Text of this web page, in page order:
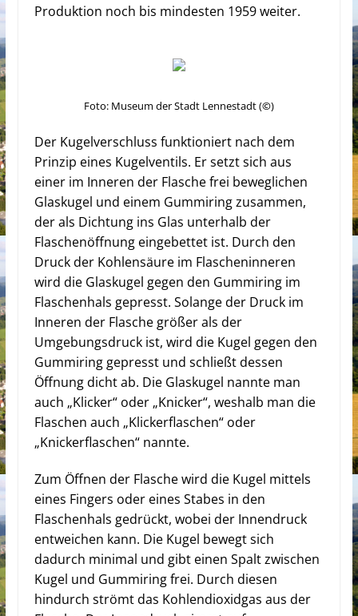
Produktion noch bis mindesten 1959 weiter.
Foto: Museum der Stadt Lennestadt (©)
Der Kugelverschluss funktioniert nach dem
Prinzip eines Kugelventils. Er setzt sich aus
einer im Inneren der Flasche frei beweglichen
Glaskugel und einem Gummiring zusammen,
der als Dichtung ins Glas unterhalb der
Flaschenöffnung eingebettet ist. Durch den
Druck der Kohlensäure im Flascheninneren
wird die Glaskugel gegen den Gummiring im
Flaschenhals gepresst. Solange der Druck im
Inneren der Flasche größer als der
Umgebungsdruck ist, wird die Kugel gegen den
Gummiring gepresst und schließt dessen
Öffnung dicht ab. Die Glaskugel nannte man
auch „Klicker“ oder „Knicker“, weshalb man die
Flaschen auch „Klickerflaschen“ oder
„Knickerflaschen“ nannte.
Zum Öffnen der Flasche wird die Kugel mittels
eines Fingers oder eines Stabes in den
Flaschenhals gedrückt, wobei der Innendruck
entweichen kann. Die Kugel bewegt sich
dadurch minimal und gibt einen Spalt zwischen
Kugel und Gummiring frei. Durch diesen
hindurch strömt das Kohlendioxidgas aus der